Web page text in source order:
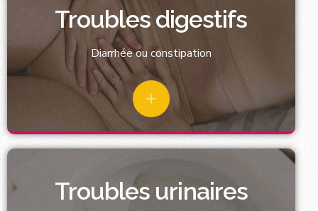
Troubles digestifs
Diarrhée ou constipation
Troubles urinaires